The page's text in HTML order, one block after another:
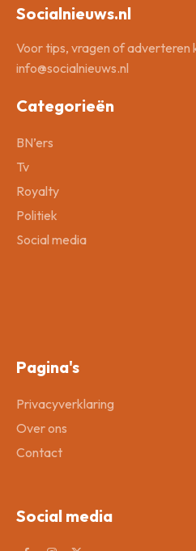
Socialnieuws.nl
Voor tips, vragen of adverteren
info@socialnieuws.nl
Categorieën
BN’ers
Tv
Royalty
Politiek
Social media
Pagina's
Privacyverklaring
Over ons
Contact
Social media